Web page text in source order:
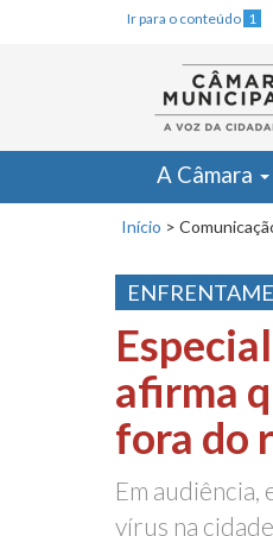
Ir para o conteúdo 1
A Câmara
Início >
afirma
fora do
Em
vírus na